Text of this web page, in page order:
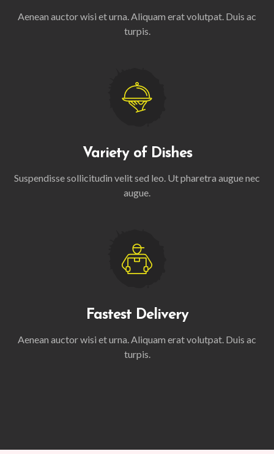
Aenean auctor wisi et urna. Aliquam erat volutpat. Duis ac
turpis.
Variety of Dishes
Suspendisse sollicitudin velit sed leo. Ut pharetra augue nec
augue.
Fastest Delivery
Aenean auctor wisi et urna. Aliquam erat volutpat. Duis ac
turpis.